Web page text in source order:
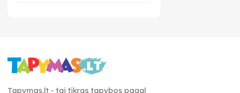
Tapymas.lt - tai tikras tapybos pagal